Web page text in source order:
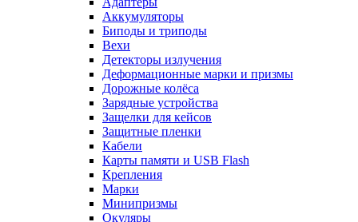
Аккумуляторы
Биподы и триподы
Вехи
Детекторы излучения
Деформационные марки и призмы
Дорожные колёса
Зарядные устройства
Защелки для кейсов
Защитные пленки
Кабели
Карты памяти и USB Flash
Крепления
Марки
Минипризмы
Окуляры